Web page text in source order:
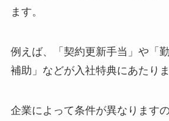
ます。
例えば、「契約更新手当」や「
補助」などが入社特典にあたりま
企業によって条件が異なります